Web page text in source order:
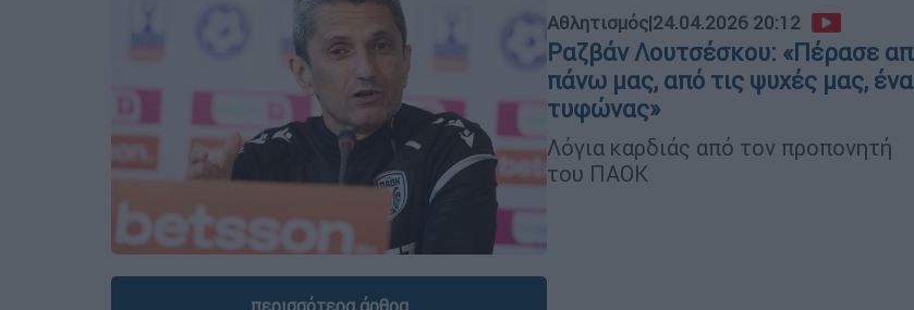
Αθλητισμός|24.04.2026 20:12
Ραζβάν Λουτσέσκου: «Πέρασε
πάνω μας, από τις ψυχές μας,
τυφώνας»
Λόγια καρδιάς από τον προπονητή
του ΠΑΟΚ
περισσότερα άρθρα